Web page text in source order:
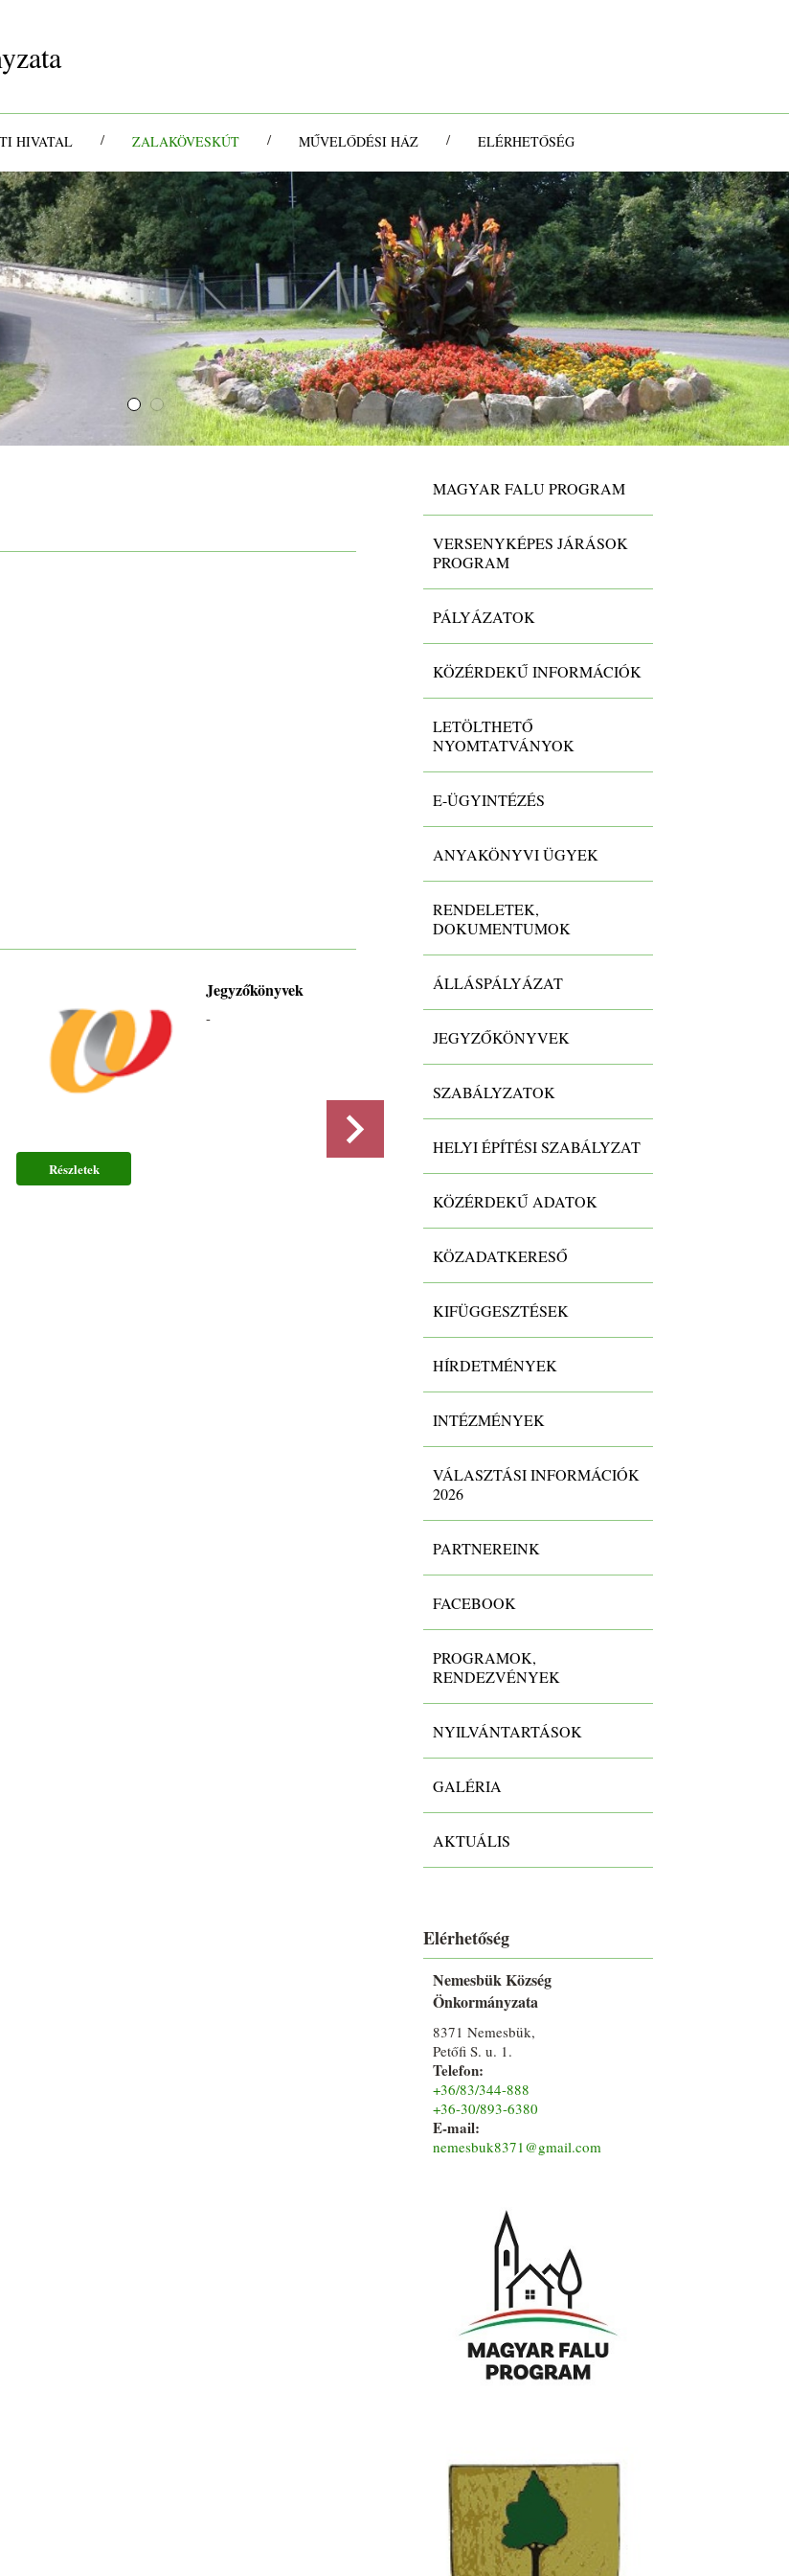
HIVATAL / ZALAKÖVESKÚT / MŰVELŐDÉSI HÁZ / ELÉRHETŐSÉG
Jegyzőkönyvek
-
Részletek
Törzskönyvi és bankszámla
adatok
-
MAGYAR FALU PROGRAM
VERSENYKÉPES JÁRÁSOK
PROGRAM
PÁLYÁZATOK
KÖZÉRDEKŰ INFORMÁCIÓK
LETÖLTHETŐ
NYOMTATVÁNYOK
E-ÜGYINTÉZÉS
ANYAKÖNYVI ÜGYEK
RENDELETEK,
DOKUMENTUMOK
ÁLLÁSPÁLYÁZAT
JEGYZŐKÖNYVEK
SZABÁLYZATOK
HELYI ÉPÍTÉSI SZABÁLYZAT
KÖZÉRDEKŰ ADATOK
KÖZADATKERESŐ
KIFÜGGESZTÉSEK
HÍRDETMÉNYEK
INTÉZMÉNYEK
VÁLASZTÁSI INFORMÁCIÓK
2026
PARTNEREINK
FACEBOOK
PROGRAMOK,
RENDEZVÉNYEK
NYILVÁNTARTÁSOK
GALÉRIA
AKTUÁLIS
Elérhetőség
Nemesbük Község
Önkormányzata
8371 Nemesbük,
Petőfi S. u. 1.
Telefon:
+36/83/344-888
+36-30/893-6380
E-mail:
nemesbuk8371@gmail.com